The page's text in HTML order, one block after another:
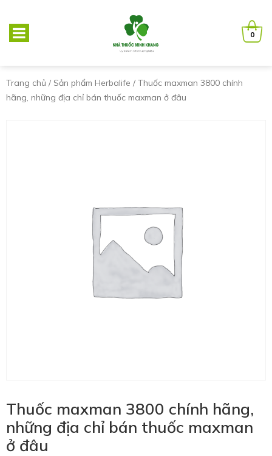
0
Trang chủ / Sản phẩm Herbalife / Thuốc maxman 3800 chính
hãng, những địa chỉ bán thuốc maxman ở đâu
Thuốc maxman 3800 chính hãng,
những địa chỉ bán thuốc maxman
ở đâu